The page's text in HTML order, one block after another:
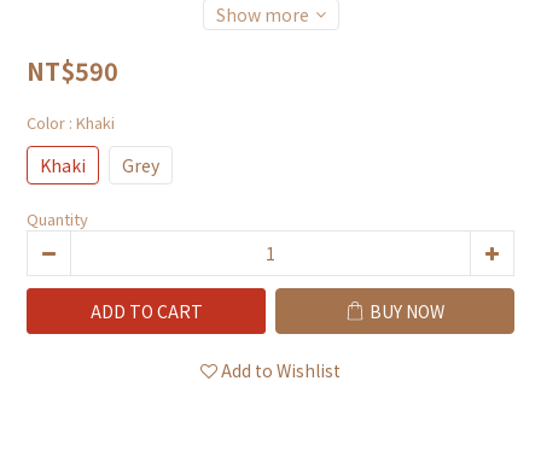
Show more
NT$590
Color : Khaki
Khaki Grey
Quantity
ADD TO CART BUY NOW
Add to Wishlist